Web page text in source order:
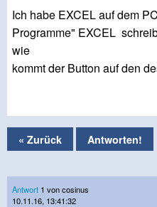
Ich habe EXCEL auf dem
Programme" EXCEL
wie
kommt der Button auf den
« Zurück Antworten!
Antwort 1 von cosinus
10.11.16, 13:41:32